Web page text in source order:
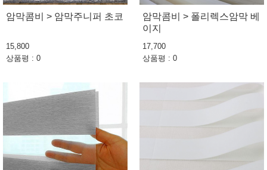
암막콤비 > 암막주니퍼 초코
15,800
상품평 : 0
암막콤비 > 폴리렉스암막 베
이지
17,700
상품평 : 0